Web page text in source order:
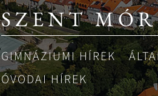
SZENT
GIMNÁZIUMI HÍREK
ÓVODAI HÍREK